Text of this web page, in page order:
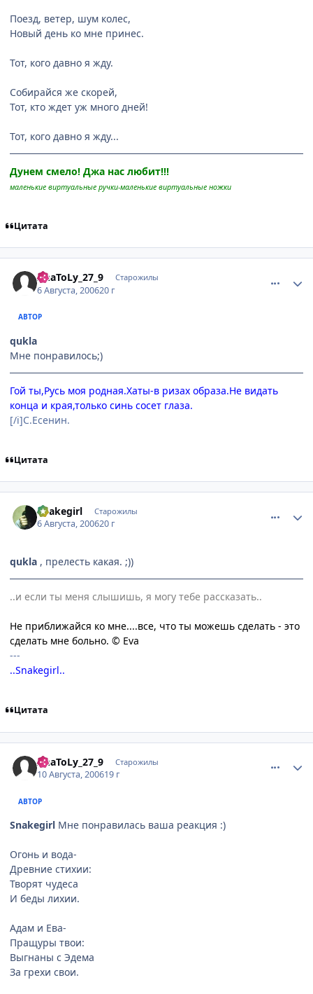
Поезд, ветер, шум колес,
Новый день ко мне принес.
Тот, кого давно я жду.
Собирайся же скорей,
Тот, кто ждет уж много дней!
Тот, кого давно я жду...
Дунем смело! Джа нас любит!!!
маленькие виртуальные ручки-маленькие виртуальные ножки
Цитата
AnaToLy_27_9 Старожилы
6 Августа, 200620 г
АВТОР
qukla
Мне понравилось;)
Гой ты,Русь моя родная.Хаты-в ризах образа.Не видать
конца и края,только синь сосет глаза.
[/i]С.Есенин.
Цитата
Snakegirl Старожилы
6 Августа, 200620 г
qukla , прелесть какая. ;))
..и если ты меня слышишь, я могу тебе рассказать..
Не приближайся ко мне....все, что ты можешь сделать - это
сделать мне больно. © Eva
---
..Snakegirl..
Цитата
AnaToLy_27_9 Старожилы
10 Августа, 200619 г
АВТОР
Snakegirl Мне понравилась ваша реакция :)
Огонь и вода-
Древние стихии:
Творят чудеса
И беды лихии.
Адам и Ева-
Пращуры твои:
Выгнаны с Эдема
За грехи свои.